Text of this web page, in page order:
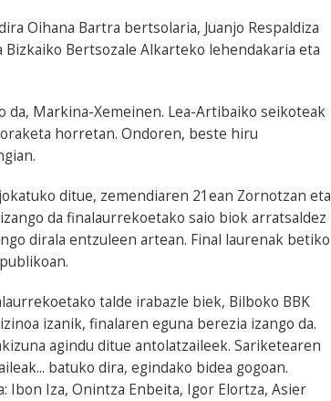
Oihana Bartra bertsolaria, Juanjo Respaldiza
Bertsozale Alkarteko lehendakaria eta
da, Markina-Xemeinen. Lea-Artibaiko seikoteak
horretan. Ondoren, beste hiru
ditue, zemendiaren 21ean Zornotzan eta
da finalaurrekoetako saio biok arratsaldez
dirala entzuleen artean. Final laurenak betiko
talde irabazle biek, Bilboko BBK
izanik, finalaren eguna berezia izango da.
agindu ditue antolatzaileek. Sariketearen
batuko dira, egindako bidea gogoan.
Ibon Iza, Onintza Enbeita, Igor Elortza, Asier